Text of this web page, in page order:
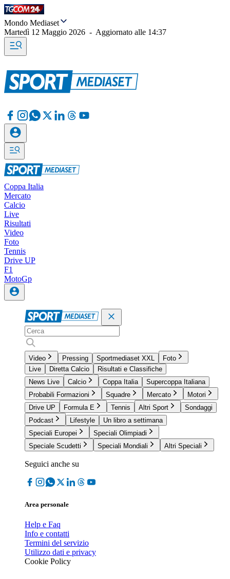
Mondo Mediaset
Martedì 12 Maggio 2026 - Aggiornato alle 14:37
Coppa Italia
Mercato
Calcio
Live
Risultati
Video
Foto
Tennis
Drive UP
F1
MotoGp
Video Pressing Sportmediaset XXL
Foto
Live
Diretta Calcio
Risultati e Classifiche
News Live
Calcio Coppa Italia
Supercoppa Italiana
Probabili Formazioni
Squadre Mercato
Motori
Drive UP
Formula E Tennis Altri Sport
Sondaggi
Podcast
Lifestyle
Un libro a settimana
Speciali Europei
Speciali Olimpiadi
Speciale Scudetti
Speciali Mondiali Altri Speciali
Seguici anche su
Area personale
Help e Faq
Info e contatti
Termini del servizio
Utilizzo dati e privacy
Cookie Policy